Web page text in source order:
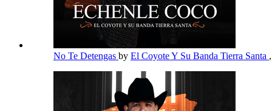
No Te Detengas by El Coyote Y Su Banda Tierra Santa ,